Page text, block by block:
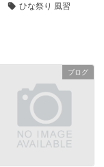
ひな祭り 風習
ブログ